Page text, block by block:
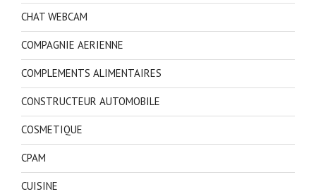
CHAT WEBCAM
COMPAGNIE AERIENNE
COMPLEMENTS ALIMENTAIRES
CONSTRUCTEUR AUTOMOBILE
COSMETIQUE
CPAM
CUISINE